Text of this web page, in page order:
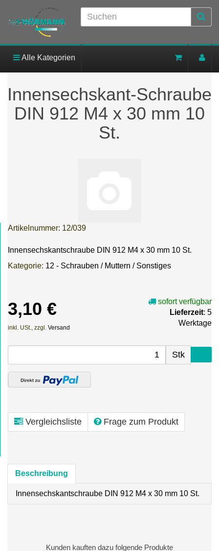
Alle Kategorien
Innensechskant-Schraube
DIN 912 M4 x 30 mm 10
St.
Artikelnummer: 12/039
Innensechskantschraube DIN 912 M4 x 30 mm 10 St.
Kategorie: 12 - Schrauben / Muttern / Sonstiges
3,10 €
inkl. USt., zzgl. Versand
sofort verfügbar
Lieferzeit: 5
Werktage
Stk
Vergleichsliste Frage zum Produkt
Beschreibung
Innensechskantschraube DIN 912 M4 x 30 mm 10 St.
Kunden kauften dazu folgende Produkte